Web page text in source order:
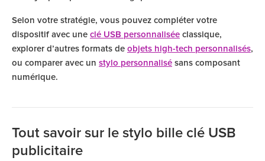
Selon votre stratégie, vous pouvez compléter votre
dispositif avec une clé USB personnalisée classique,
explorer d’autres formats de objets high-tech personnalisés,
ou comparer avec un stylo personnalisé sans composant
numérique.
Tout savoir sur le stylo bille clé USB
publicitaire